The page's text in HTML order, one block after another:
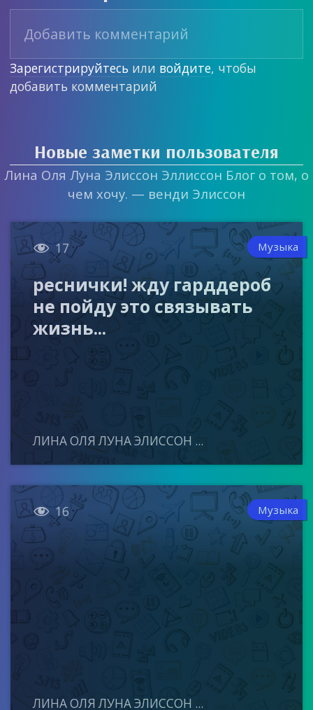
Зарегистрируйтесь или войдите, чтобы
добавить комментарий
Новые заметки пользователя
Лина Оля Луна Элиссон Эллиссон Блог о том, о
чем хочу. — венди Элиссон
 17 Музыка
реснички! жду гарддероб
не пойду это связывать
жизнь...
ЛИНА ОЛЯ ЛУНА ЭЛИССОН ...
 16 Музыка
ЛИНА ОЛЯ ЛУНА ЭЛИССОН ...